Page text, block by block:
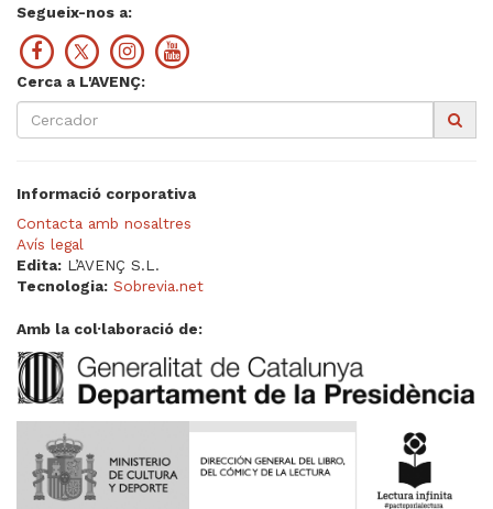
Segueix-nos a:
Cerca a L'AVENÇ:
Informació corporativa
Contacta amb nosaltres
Avís legal
Edita: L’AVENÇ S.L.
Tecnologia: Sobrevia.net
Amb la col·laboració de: